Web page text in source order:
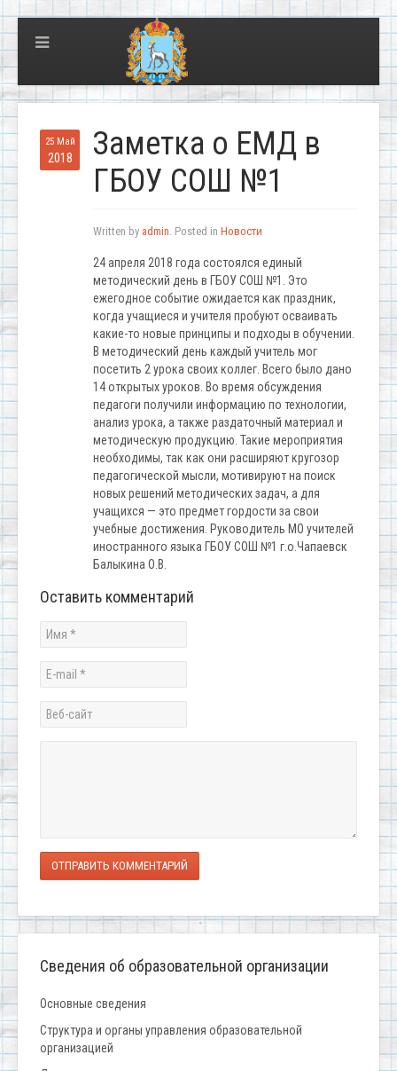
25 Май
2018
Заметка о ЕМД в
ГБОУ СОШ №1
Written by admin. Posted in Новости
24 апреля 2018 года состоялся единый
методический день в ГБОУ СОШ №1. Это
ежегодное событие ожидается как праздник,
когда учащиеся и учителя пробуют осваивать
какие-то новые принципы и подходы в обучении.
В методический день каждый учитель мог
посетить 2 урока своих коллег. Всего было дано
14 открытых уроков. Во время обсуждения
педагоги получили информацию по технологии,
анализ урока, а также раздаточный материал и
методическую продукцию. Такие мероприятия
необходимы, так как они расширяют кругозор
педагогической мысли, мотивируют на поиск
новых решений методических задач, а для
учащихся — это предмет гордости за свои
учебные достижения. Руководитель МО учителей
иностранного языка ГБОУ СОШ №1 г.о.Чапаевск
Балыкина О.В.
Оставить комментарий
ОТПРАВИТЬ КОММЕНТАРИЙ
Сведения об образовательной организации
Основные сведения
Структура и органы управления образовательной
организацией